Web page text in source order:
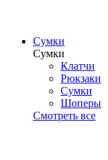
Сумки
Сумки
Клатчи
Рюкзаки
Сумки
Шоперы
Смотреть все